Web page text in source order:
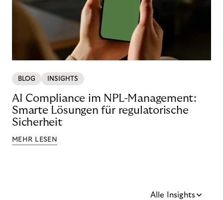
BLOG INSIGHTS
AI Compliance im NPL-Management:
Smarte Lösungen für regulatorische
Sicherheit
MEHR LESEN
Alle Insights